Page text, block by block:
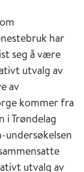
har
seg å være
utvalg av
av
kommer fra
i Trøndelag
utvalg av